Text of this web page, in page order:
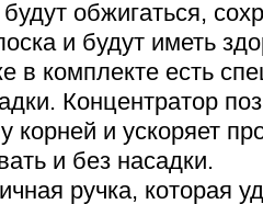
обжигаться,
и будут иметь
есть
Концентратор
корней и ускоряет
и без
ручка, которая